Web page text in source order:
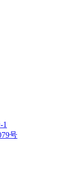
1
号